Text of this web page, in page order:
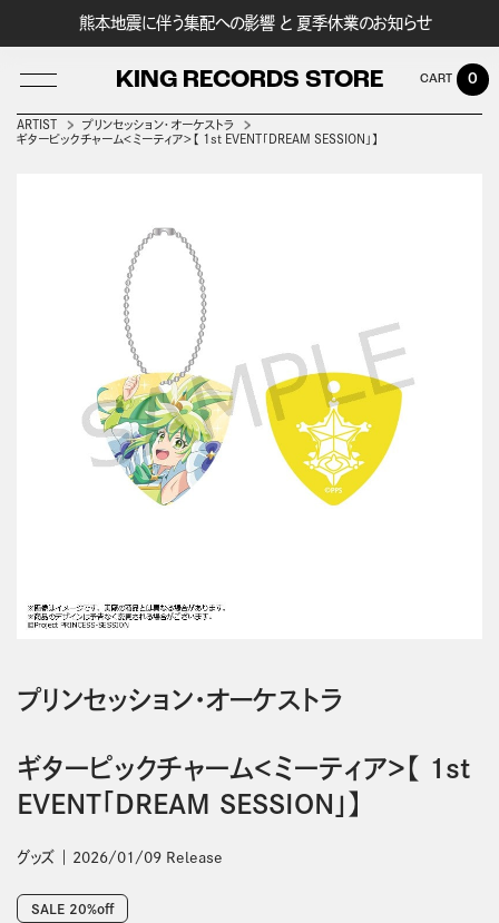
熊本地震に伴う集配への影響 と 夏季休業のお知らせ
KING RECORDS STORE 0
ARTIST
プリンセッション・オーケストラ
ギターピックチャーム＜ミーティア＞【 1st EVENT「DREAM SESSION」】
プリンセッション・オーケストラ
ギターピックチャーム＜ミーティア＞【 1st
EVENT「DREAM SESSION」】
グッズ 2026/01/09 Release
SALE 20%off